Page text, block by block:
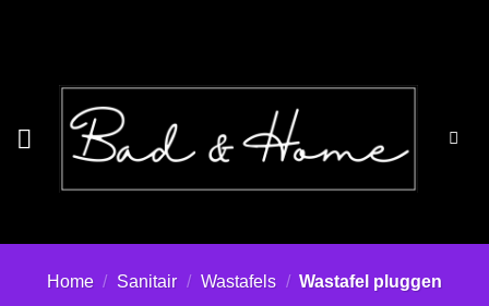
Home / Sanitair / Wastafels / Wastafel pluggen